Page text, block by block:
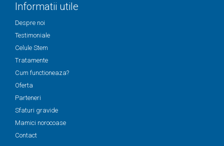
Informatii utile
Despre noi
Testimoniale
Celule Stem
Tratamente
Cum functioneaza?
Oferta
Parteneri
Sfaturi gravide
Mamici norocoase
Contact